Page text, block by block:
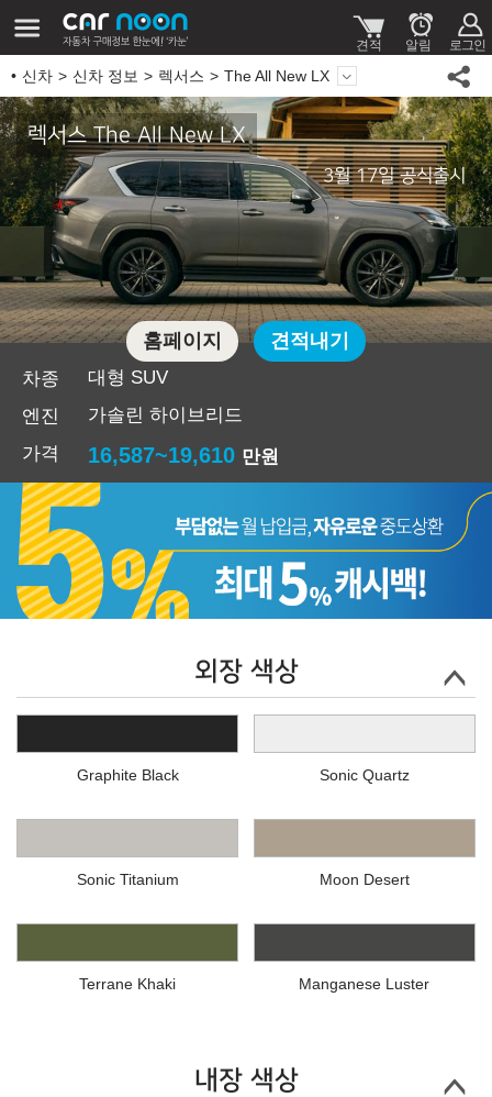
신차 신차 정보 렉서스 The All New LX
렉서스 The All New LX
3월 17일 공식출시
차종
대형 SUV
엔진
가솔린 하이브리드
가격
16,587~19,610 만원
홈페이지 견적내기
외장 색상
Graphite Black Sonic Quartz
Sonic Titanium Moon Desert
Terrane Khaki Manganese Luster
내장 색상